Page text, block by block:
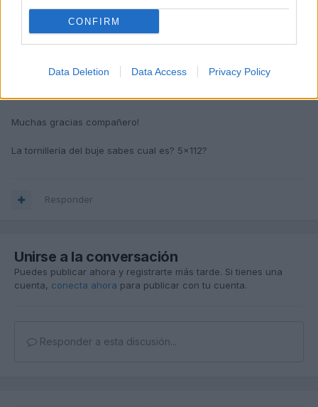
CONFIRM
Data Deletion Data Access Privacy Policy
Responder
Discotek
Muchas gracias compañero!
La tornillería del buje sabes cual es? 5x112?
Responder
Unirse a la conversación
Puedes publicar ahora y registrarte más tarde. Si tienes una
cuenta, conecta ahora para publicar con tu cuenta.
Responder a esta discusión...